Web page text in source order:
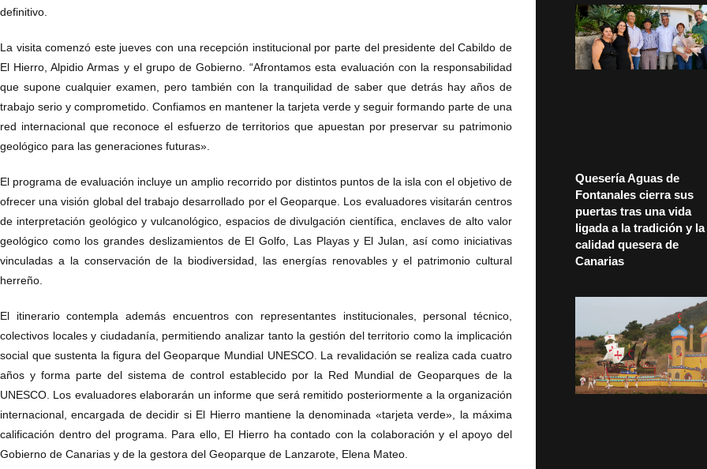
definitivo.
La visita comenzó este jueves con una recepción institucional por parte del presidente del Cabildo de
El Hierro, Alpidio Armas y el grupo de Gobierno. “Afrontamos esta evaluación con la responsabilidad
que supone cualquier examen, pero también con la tranquilidad de saber que detrás hay años de
trabajo serio y comprometido. Confiamos en mantener la tarjeta verde y seguir formando parte de una
red internacional que reconoce el esfuerzo de territorios que apuestan por preservar su patrimonio
geológico para las generaciones futuras».
El programa de evaluación incluye un amplio recorrido por distintos puntos de la isla con el objetivo de
ofrecer una visión global del trabajo desarrollado por el Geoparque. Los evaluadores visitarán centros
de interpretación geológico y vulcanológico, espacios de divulgación científica, enclaves de alto valor
geológico como los grandes deslizamientos de El Golfo, Las Playas y El Julan, así como iniciativas
vinculadas a la conservación de la biodiversidad, las energías renovables y el patrimonio cultural
herreño.
El itinerario contempla además encuentros con representantes institucionales, personal técnico,
colectivos locales y ciudadanía, permitiendo analizar tanto la gestión del territorio como la implicación
social que sustenta la figura del Geoparque Mundial UNESCO. La revalidación se realiza cada cuatro
años y forma parte del sistema de control establecido por la Red Mundial de Geoparques de la
UNESCO. Los evaluadores elaborarán un informe que será remitido posteriormente a la organización
internacional, encargada de decidir si El Hierro mantiene la denominada «tarjeta verde», la máxima
calificación dentro del programa. Para ello, El Hierro ha contado con la colaboración y el apoyo del
Gobierno de Canarias y de la gestora del Geoparque de Lanzarote, Elena Mateo.
Quesería Aguas de
Fontanales cierra sus
puertas tras una vida
ligada a la tradición y la
calidad quesera de
Canarias